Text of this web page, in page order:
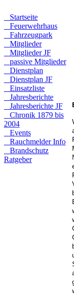
Startseite
Feuerwehrhaus
Fahrzeugpark
Mitglieder
Mitglieder JF
passive Mitglieder
Dienstplan
Dienstplan JF
Einsatzliste
Jahresberichte
Jahresberichte JF
Chronik 1879 bis
2004
Events
Rauchmelder Info
Brandschutz
Ratgeber